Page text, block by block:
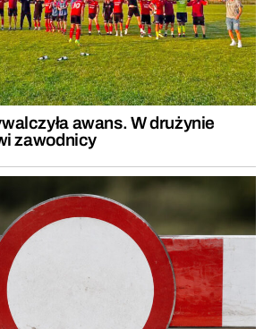
awans. W drużynie
zawodnicy